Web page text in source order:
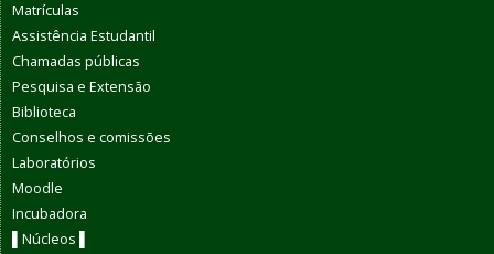
Matrículas
Assistência Estudantil
Chamadas públicas
Pesquisa e Extensão
Biblioteca
Conselhos e comissões
Laboratórios
Moodle
Incubadora
▌Núcleos ▌